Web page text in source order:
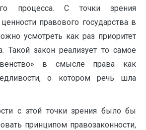
процесса. С точки зрения
правового государства в
усмотреть как раз приоритет
Такой закон реализует то самое
в смысле права как
о котором речь шла
с этой точки зрения было бы
принципом правозаконности,